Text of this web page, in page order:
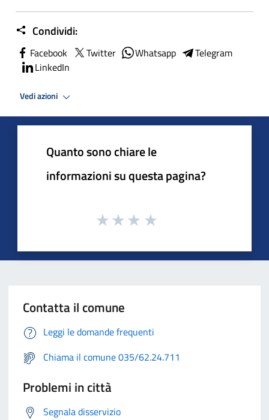
Condividi:
Facebook Twitter Whatsapp
Telegram
LinkedIn
Vedi azioni
Quanto sono chiare le
informazioni su questa pagina?
Contatta il comune
Leggi le domande frequenti
Chiama il comune 035/62.24.711
Problemi in città
Segnala disservizio